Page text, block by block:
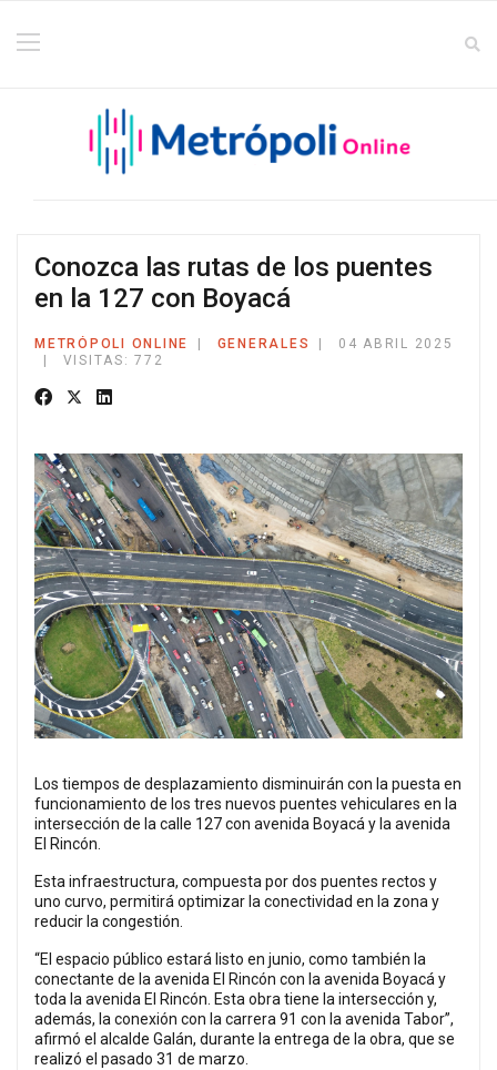
Conozca las rutas de los puentes
en la 127 con Boyacá
METRÓPOLI ONLINE GENERALES
04 ABRIL 2025
VISITAS: 772
Los tiempos de desplazamiento disminuirán con la puesta en
funcionamiento de los tres nuevos puentes vehiculares en la
intersección de la calle 127 con avenida Boyacá y la avenida
El Rincón.
Esta infraestructura, compuesta por dos puentes rectos y
uno curvo, permitirá optimizar la conectividad en la zona y
reducir la congestión.
“El espacio público estará listo en junio, como también la
conectante de la avenida El Rincón con la avenida Boyacá y
toda la avenida El Rincón. Esta obra tiene la intersección y,
además, la conexión con la carrera 91 con la avenida Tabor”,
afirmó el alcalde Galán, durante la entrega de la obra, que se
realizó el pasado 31 de marzo.